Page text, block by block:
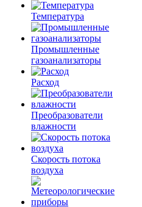
Температура
Промышленные
газоанализаторы
Расход
Преобразователи
влажности
Скорость потока
воздуха